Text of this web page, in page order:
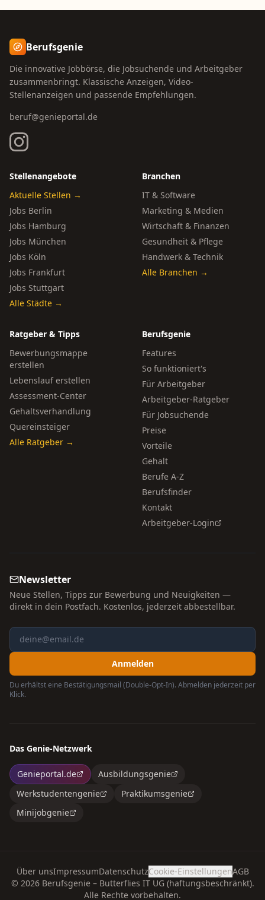
Berufsgenie
Die innovative Jobbörse, die Jobsuchende und Arbeitgeber
zusammenbringt. Klassische Anzeigen, Video-
Stellenanzeigen und passende Empfehlungen.
beruf@genieportal.de
Stellenangebote
Aktuelle Stellen →
Jobs Berlin
Jobs Hamburg
Jobs München
Jobs Köln
Jobs Frankfurt
Jobs Stuttgart
Alle Städte →
Branchen
IT & Software
Marketing & Medien
Wirtschaft & Finanzen
Gesundheit & Pflege
Handwerk & Technik
Alle Branchen →
Ratgeber & Tipps
Bewerbungsmappe
erstellen
Lebenslauf erstellen
Assessment-Center
Gehaltsverhandlung
Quereinsteiger
Alle Ratgeber →
Berufsgenie
Features
So funktioniert's
Für Arbeitgeber
Arbeitgeber-Ratgeber
Für Jobsuchende
Preise
Vorteile
Gehalt
Berufe A-Z
Berufsfinder
Kontakt
Arbeitgeber-Login
Newsletter
Neue Stellen, Tipps zur Bewerbung und Neuigkeiten —
direkt in dein Postfach. Kostenlos, jederzeit abbestellbar.
Anmelden
Du erhältst eine Bestätigungsmail (Double-Opt-In). Abmelden jederzeit per
Klick.
Das Genie-Netzwerk
Genieportal.de
Ausbildungsgenie
Werkstudentengenie
Praktikumsgenie
Minijobgenie
Über unsImpressumDatenschutzCookie-EinstellungenAGB
© 2026Berufsgenie – Butterflies IT UG (haftungsbeschränkt).
Alle Rechte vorbehalten.